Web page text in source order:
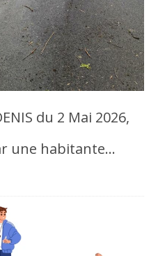
du 2 Mai 2026,
une habitante…